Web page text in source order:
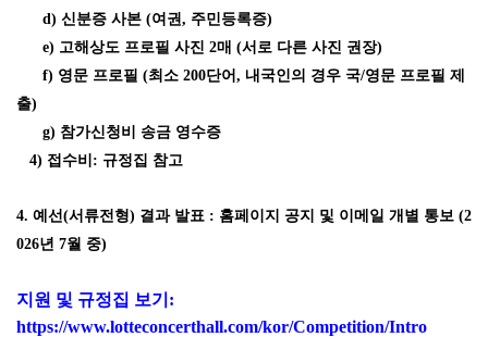
d) 신분증 사본 (여권, 주민등록증)
e) 고해상도 프로필 사진 2매 (서로 다른 사진 권장)
f) 영문 프로필 (최소 200단어, 내국인의 경우 국/영문 프로필 제
출)
g) 참가신청비 송금 영수증
4) 접수비: 규정집 참고
4. 예선(서류전형) 결과 발표 : 홈페이지 공지 및 이메일 개별 통보 (2
026년 7월 중)
지원 및 규정집 보기:
https://www.lotteconcerthall.com/kor/Competition/Intro